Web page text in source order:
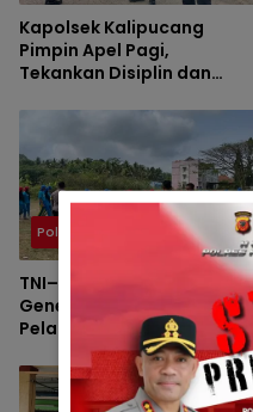
Kapolsek Kalipucang
Pimpin Apel Pagi,
Tekankan Disiplin dan
Personel
Polsek Kalipucang
TNI–Polri Hadir Membina
Generasi Muda Melalui
Pelatihan Pasukan
Pengibar Bendera Merah
Putih